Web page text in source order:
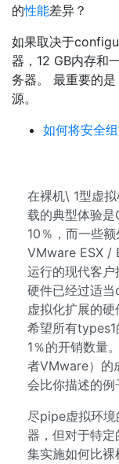
的性能差异？
如果取决于
器，12 GB内存和
务器。 最重要的
源。
如何将安全
在裸机\ 1型虚
载的典型体验
10％，而一些
VMware ESX /
运行的现代客
硬件已经过适
虚拟化扩展的
希望所有
1％的开销数量
者VMware）的
会比你描述的例
尽pipe虚拟环境
器，但对于特
集实施如何比